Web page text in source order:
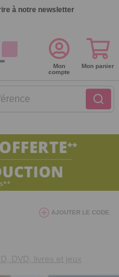
à notre newsletter
Mon
compte
Mon panier
AJOUTER LE CODE
DVD, livres et jeux